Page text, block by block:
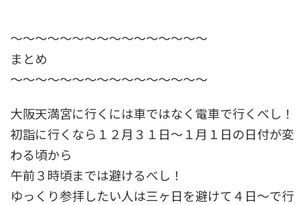
～～～～～～～～～～～～～～～～
まとめ
～～～～～～～～～～～～～～～～
大阪天満宮に行くには車ではなく電車で行くべし！
初詣に行くなら１２月３１日～１月１日の日付が変
わる頃から
午前３時頃までは避けるべし！
ゆっくり参拝したい人は三ヶ日を避けて４日～で行